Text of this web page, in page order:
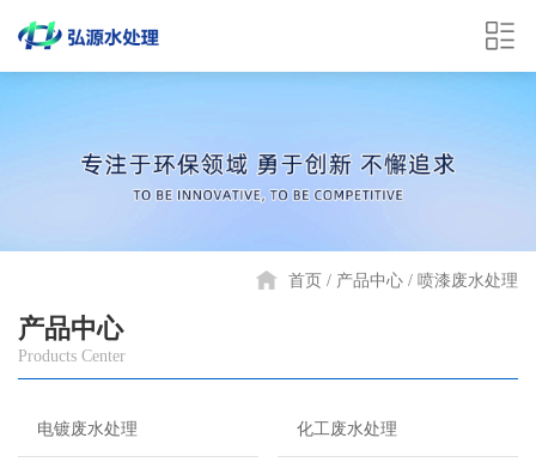
首页 产品中心 喷漆废水处理
产品中心
Products Center
电镀废水处理 化工废水处理